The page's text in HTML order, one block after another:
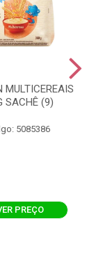
MULTICEREAIS
SACHÊ (9)
5085386
PREÇO